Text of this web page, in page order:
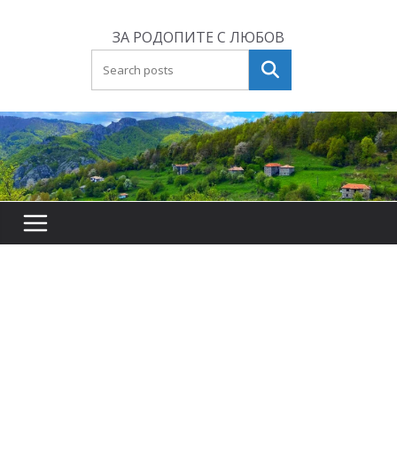
ЗА РОДОПИТЕ С ЛЮБОВ
Търсене